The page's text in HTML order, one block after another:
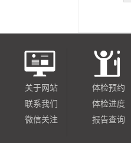
关于网站
联系我们
微信关注
体检预约
体检进度
报告查询